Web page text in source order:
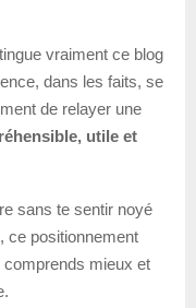
vraiment ce blog
dans les faits, se
de relayer une
utile et
sans te sentir noyé
ce positionnement
mieux et